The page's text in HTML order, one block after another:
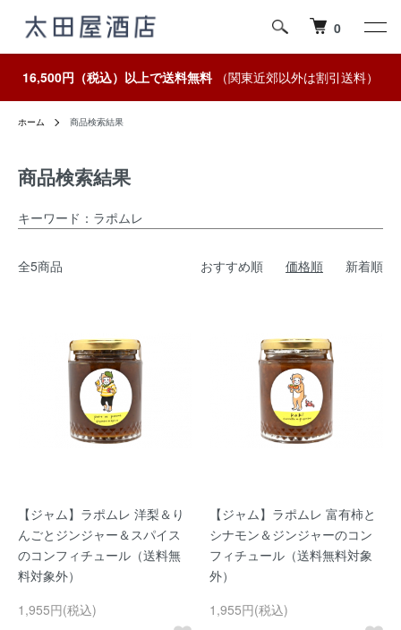
0
16,500円（税込）以上で送料無料（関東近郊以外は割引送料）
ホーム 商品検索結果
商品検索結果
キーワード：ラポムレ
全5商品 おすすめ順 価格順 新着順
【ジャム】ラポムレ 洋梨＆り
んごとジンジャー＆スパイス
のコンフィチュール（送料無
料対象外）
1,955円(税込)
【ジャム】ラポムレ 富有柿と
シナモン＆ジンジャーのコン
フィチュール（送料無料対象
外）
1,955円(税込)